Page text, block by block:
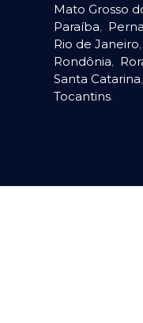
Mato Grosso
Paraíba,
Rio de Janeiro,
Rondônia,
Santa Catarina,
Tocantins.